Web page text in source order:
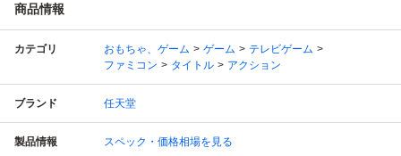
商品情報
カテゴリ おもちゃ、ゲーム ゲーム
テレビゲーム
ファミコン
タイトル アクション
ブランド 任天堂
製品情報 スペック・価格相場を見る